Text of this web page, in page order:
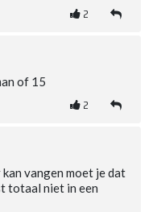
2
of 15
2
vangen moet je dat
totaal niet in een